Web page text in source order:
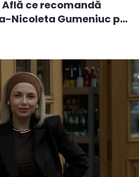
ce recomandă
Nicoleta Gumeniuc p...